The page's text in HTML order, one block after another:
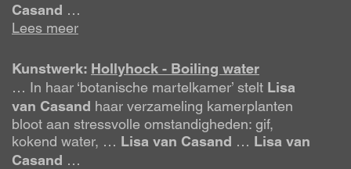
Casand …
Lees meer
Kunstwerk: Hollyhock - Boiling water
… In haar ‘botanische martelkamer’ stelt Lisa
van Casand haar verzameling kamerplanten
bloot aan stressvolle omstandigheden: gif,
kokend water, … Lisa van Casand … Lisa van
Casand …